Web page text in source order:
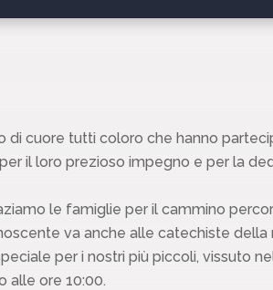
di cuore tutti coloro che hanno
il loro prezioso impegno e per la
le famiglie per il cammino
va anche alle catechiste della
per i nostri più piccoli, vissuto
alle ore 10:00.